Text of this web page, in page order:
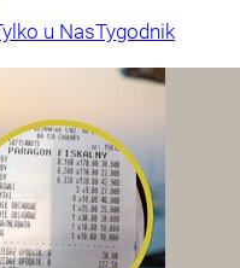
u NasTygodnik